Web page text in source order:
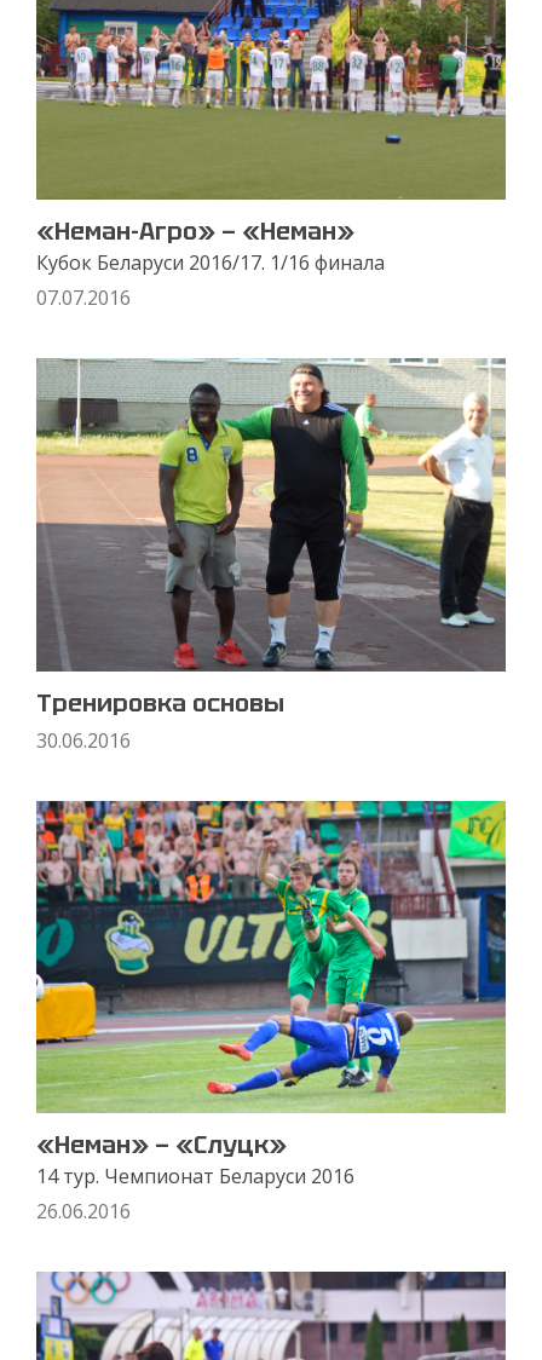
«Неман-Агро» — «Неман»
Кубок Беларуси 2016/17. 1/16 финала
07.07.2016
Тренировка основы
30.06.2016
«Неман» — «Слуцк»
14 тур. Чемпионат Беларуси 2016
26.06.2016